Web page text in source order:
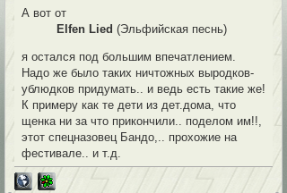
А вот от
Elfen Lied (Эльфийская песнь)
я остался под большим впечатлением.
Надо же было таких ничтожных выродков-
ублюдков придумать.. и ведь есть такие же!
К примеру как те дети из дет.дома, что
щенка ни за что прикончили.. поделом им!!,
этот спецназовец Бандо,.. прохожие на
фестивале.. и т.д.